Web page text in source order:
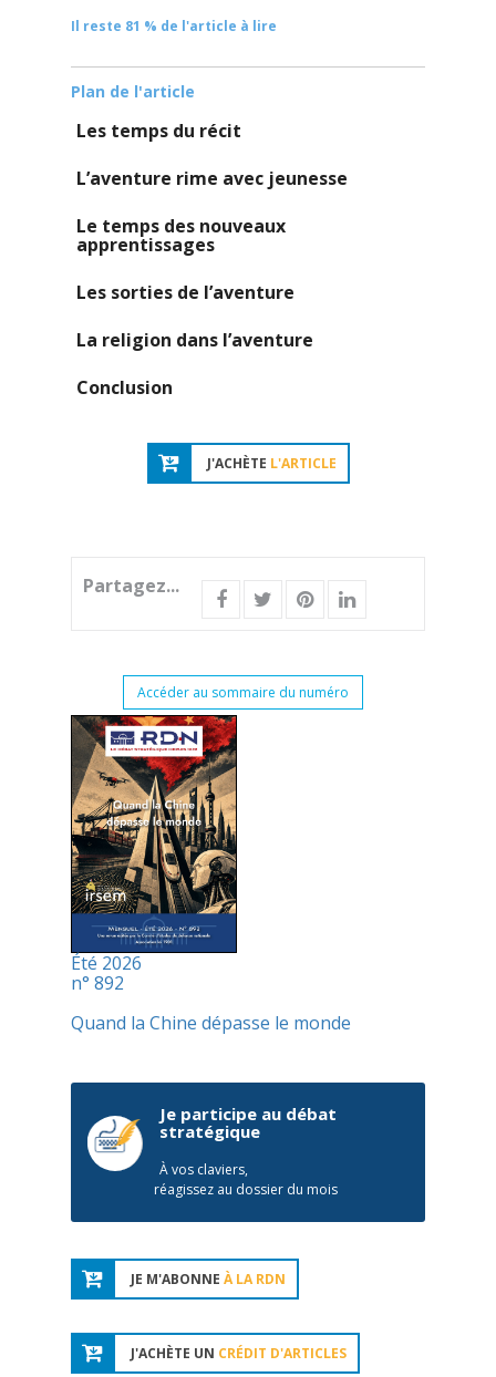
Il reste 81 % de l'article à lire
Plan de l'article
Les temps du récit
L’aventure rime avec jeunesse
Le temps des nouveaux
apprentissages
Les sorties de l’aventure
La religion dans l’aventure
Conclusion
J'ACHÈTE L'ARTICLE
Partagez...
Accéder au sommaire du numéro
Été 2026
n° 892
Quand la Chine dépasse le monde
Je participe au débat
stratégique
À vos claviers,
réagissez au dossier du mois
JE M'ABONNE À LA RDN
J'ACHÈTE UN CRÉDIT D'ARTICLES